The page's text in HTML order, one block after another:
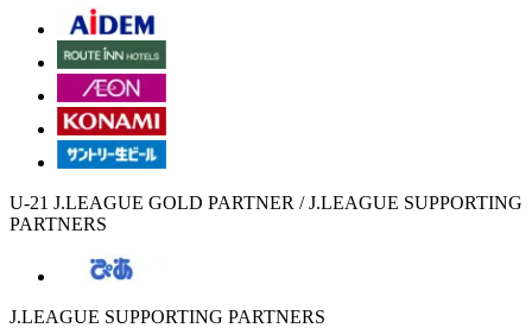
U-21 J.LEAGUE GOLD PARTNER / J.LEAGUE SUPPORTING
PARTNERS
J.LEAGUE SUPPORTING PARTNERS